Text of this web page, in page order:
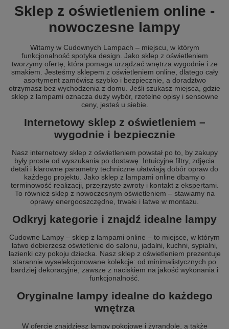
Sklep z oświetleniem online -
nowoczesne lampy
Witamy w Cudownych Lampach – miejscu, w którym
funkcjonalność spotyka design. Jako sklep z oświetleniem
tworzymy ofertę, która pomaga urządzać wnętrza wygodnie i ze
smakiem. Jesteśmy sklepem z oświetleniem online, dlatego cały
asortyment zamówisz szybko i bezpiecznie, a doradztwo
otrzymasz bez wychodzenia z domu. Jeśli szukasz miejsca, gdzie
sklep z lampami oznacza duży wybór, rzetelne opisy i sensowne
ceny, jesteś u siebie.
Internetowy sklep z oświetleniem –
wygodnie i bezpiecznie
Nasz internetowy sklep z oświetleniem powstał po to, by zakupy
były proste od wyszukania po dostawę. Intuicyjne filtry, zdjęcia
detali i klarowne parametry techniczne ułatwiają dobór opraw do
każdego projektu. Jako sklep z lampami online dbamy o
terminowość realizacji, przejrzyste zwroty i kontakt z ekspertami.
To również sklep z nowoczesnym oświetleniem – stawiamy na
oprawy energooszczędne, trwałe i łatwe w montażu.
Odkryj kategorie i znajdź idealne lampy
Cudowne Lampy – sklep z lampami online – to miejsce, w którym
łatwo dobierzesz oświetlenie do salonu, jadalni, kuchni, sypialni,
łazienki czy pokoju dziecka. Nasz sklep z oświetleniem prezentuje
starannie wyselekcjonowane kolekcje: od minimalistycznych po
bardziej dekoracyjne, zawsze z naciskiem na jakość wykonania i
funkcjonalność.
Oryginalne lampy idealne do każdego
wnętrza
W ofercie znajdziesz lampy pokojowe i żyrandole, a także